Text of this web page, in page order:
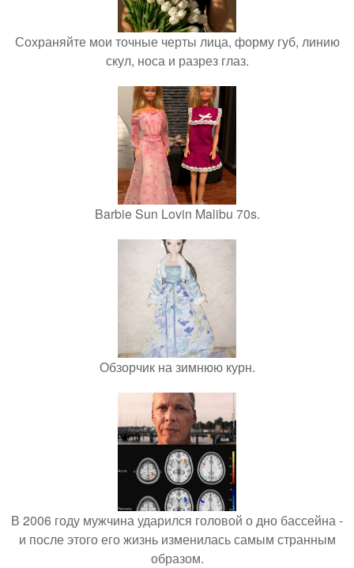
Сохраняйте мои точные черты лица, форму губ, линию
скул, носа и разрез глаз.
Barbie Sun Lovin Malibu 70s.
Обзорчик на зимнюю курн.
В 2006 году мужчина ударился головой о дно бассейна -
и после этого его жизнь изменилась самым странным
образом.